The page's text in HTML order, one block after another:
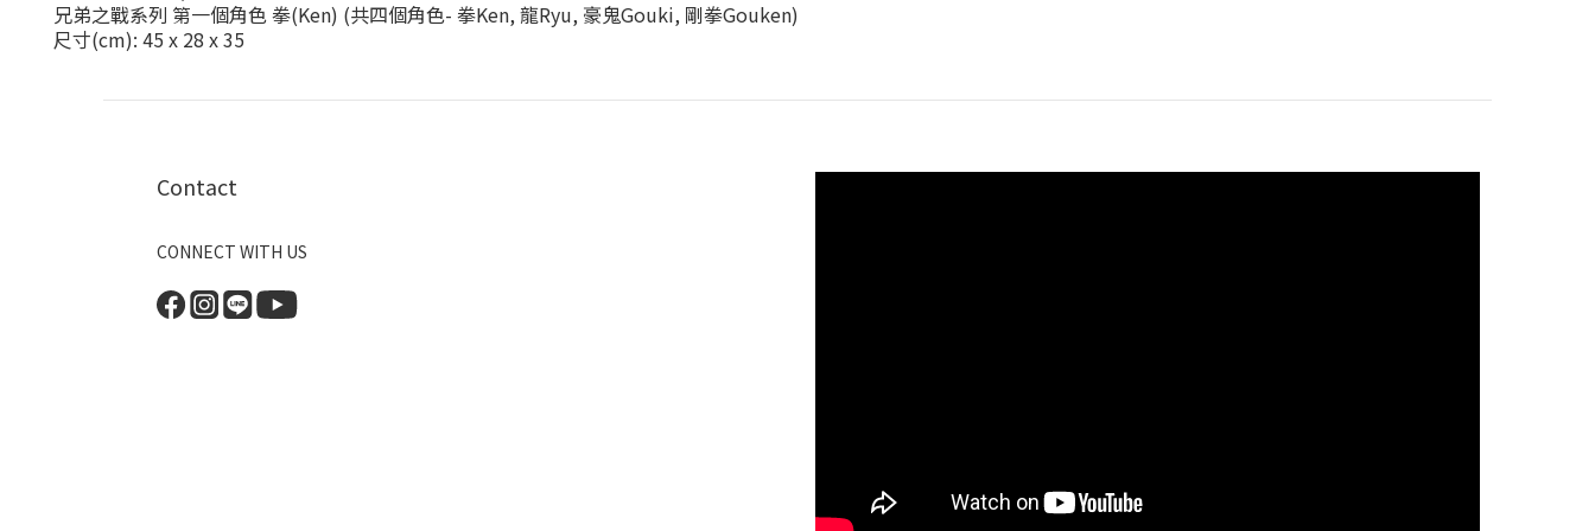
兄弟之戰系列 第一個角色 拳(Ken) (共四個角色- 拳Ken, 龍Ryu, 豪鬼Gouki, 剛拳Gouken)
尺寸(cm): 45 x 28 x 35
Contact
CONNECT WITH US